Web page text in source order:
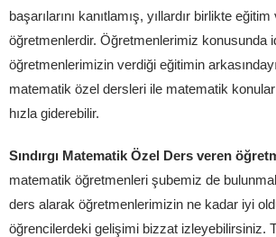
başarılarını kanıtlamış, yıllardır birlikte
öğretmenlerdir. Öğretmenlerimiz konusunda
öğretmenlerimizin verdiği eğitimin
matematik özel dersleri ile matematik
hızla giderebilir.
Sındırgı Matematik Özel Ders veren
matematik öğretmenleri şubemiz de
ders alarak öğretmenlerimizin ne kadar iyi
öğrencilerdeki gelişimi bizzat izleyebilirsiniz.